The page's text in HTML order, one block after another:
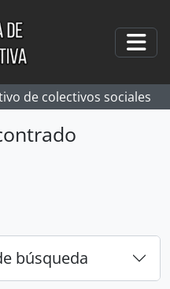
de colectivos sociales
búsqueda